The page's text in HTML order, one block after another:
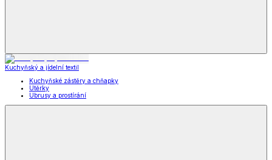
Kuchyňský a jídelní textil
Kuchyňské zástěry a chňapky
Utěrky
Ubrusy a prostírání